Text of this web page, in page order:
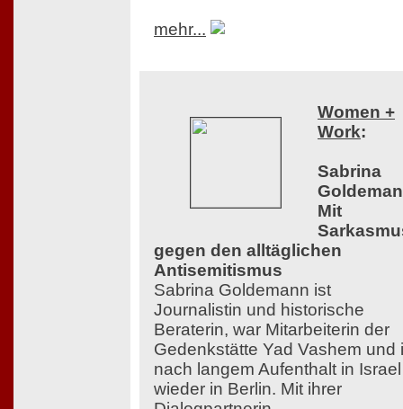
mehr...
Women +
Work:
Sabrina
Mit
gegen den alltäglichen
Antisemitismus
Sabrina Goldemann ist
Journalistin und historische
Beraterin, war Mitarbeiterin der
Gedenkstätte Yad Vashem und
nach langem Aufenthalt in Israel
wieder in Berlin. Mit ihrer